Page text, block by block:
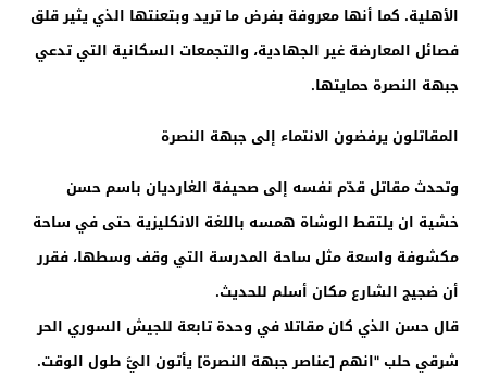
الأهلية. كما أنها معروفة بفرض ما تريد وبتعنتها الذي يثير قلق
فصائل المعارضة غير الجهادية، والتجمعات السكانية التي تدعي
جبهة النصرة حمايتها.
المقاتلون يرفضون الانتماء إلى جبهة النصرة
وتحدث مقاتل قدّم نفسه إلى صحيفة الغارديان باسم حسن
خشية ان يلتقط الوشاة همسه باللغة الانكليزية حتى في ساحة
مكشوفة واسعة مثل ساحة المدرسة التي وقف وسطها، فقرر
أن ضجيج الشارع مكان أسلم للحديث.
قال حسن الذي كان مقاتلا في وحدة تابعة للجيش السوري الحر
شرقي حلب "انهم [عناصر جبهة النصرة] يأتون اليَّ طول الوقت.